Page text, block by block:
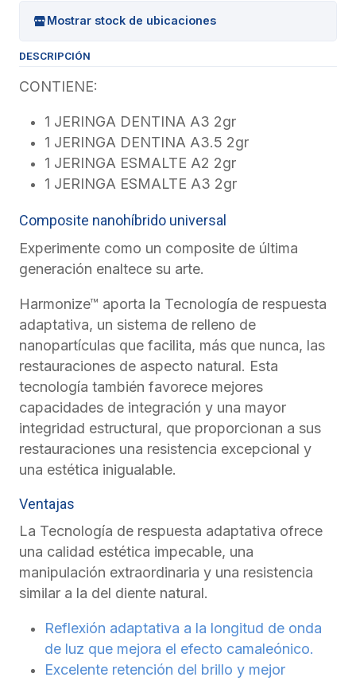
Mostrar stock de ubicaciones
DESCRIPCIÓN
CONTIENE:
1 JERINGA DENTINA A3 2gr
1 JERINGA DENTINA A3.5 2gr
1 JERINGA ESMALTE A2 2gr
1 JERINGA ESMALTE A3 2gr
Composite nanohíbrido universal
Experimente como un composite de última
generación enaltece su arte.
Harmonize™ aporta la Tecnología de respuesta
adaptativa, un sistema de relleno de
nanopartículas que facilita, más que nunca, las
restauraciones de aspecto natural. Esta
tecnología también favorece mejores
capacidades de integración y una mayor
integridad estructural, que proporcionan a sus
restauraciones una resistencia excepcional y
una estética inigualable.
Ventajas
La Tecnología de respuesta adaptativa ofrece
una calidad estética impecable, una
manipulación extraordinaria y una resistencia
similar a la del diente natural.
Reflexión adaptativa a la longitud de onda
de luz que mejora el efecto camaleónico.
Excelente retención del brillo y mejor